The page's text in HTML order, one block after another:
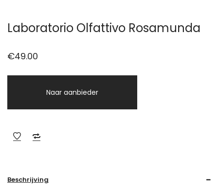
Laboratorio Olfattivo Rosamunda
€49.00
Naar aanbieder
Beschrijving